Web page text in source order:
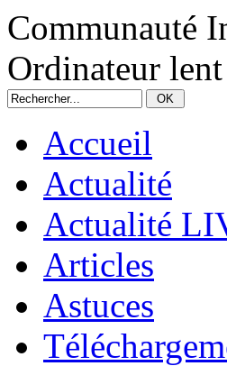
Communauté
Ordinateur
Accueil
Actualité
Actualité
Articles
Astuces